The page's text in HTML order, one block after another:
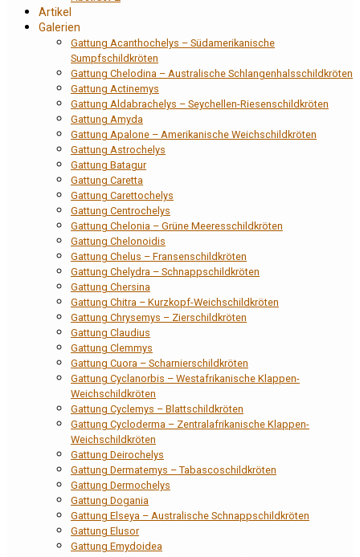
Artikel
Galerien
Gattung Acanthochelys – Südamerikanische
Sumpfschildkröten
Gattung Chelodina – Australische Schlangenhalsschildkröten
Gattung Actinemys
Gattung Aldabrachelys – Seychellen-Riesenschildkröten
Gattung Amyda
Gattung Apalone – Amerikanische Weichschildkröten
Gattung Astrochelys
Gattung Batagur
Gattung Caretta
Gattung Carettochelys
Gattung Centrochelys
Gattung Chelonia – Grüne Meeresschildkröten
Gattung Chelonoidis
Gattung Chelus – Fransenschildkröten
Gattung Chelydra – Schnappschildkröten
Gattung Chersina
Gattung Chitra – Kurzkopf-Weichschildkröten
Gattung Chrysemys – Zierschildkröten
Gattung Claudius
Gattung Clemmys
Gattung Cuora – Scharnierschildkröten
Gattung Cyclanorbis – Westafrikanische Klappen-
Weichschildkröten
Gattung Cyclemys – Blattschildkröten
Gattung Cycloderma – Zentralafrikanische Klappen-
Weichschildkröten
Gattung Deirochelys
Gattung Dermatemys – Tabascoschildkröten
Gattung Dermochelys
Gattung Dogania
Gattung Elseya – Australische Schnappschildkröten
Gattung Elusor
Gattung Emydoidea